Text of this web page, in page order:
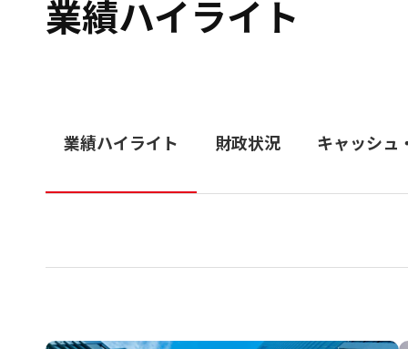
業績ハイライト
業績ハイライト 財政状況 キャッシュ